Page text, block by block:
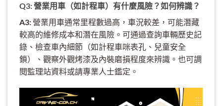
Q3: 營業用車（如計程車）有什麼風險？如何辨識？
A3: 營業用車通常里程數過高，車況較差，可能潛藏
較高的維修成本和潛在風險。可通過查詢車輛歷史記
錄、檢查車內細節（如計程車咪表孔、兒童安全
鎖）、觀察外觀烤漆及內裝磨損程度來辨識。也可調
閱監理站資料或請專業人士鑑定。